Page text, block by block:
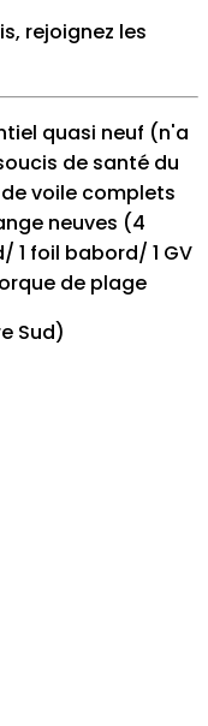
rejoignez les
quasi neuf (n'a
de santé du
voile complets
neuves (4
foil babord/ 1 GV
de plage
Sud)